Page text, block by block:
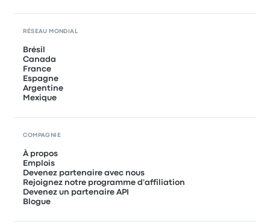
RÉSEAU MONDIAL
Brésil
Canada
France
Espagne
Argentine
Mexique
COMPAGNIE
À propos
Emplois
Devenez partenaire avec nous
Rejoignez notre programme d'affiliation
Devenez un partenaire API
Blogue